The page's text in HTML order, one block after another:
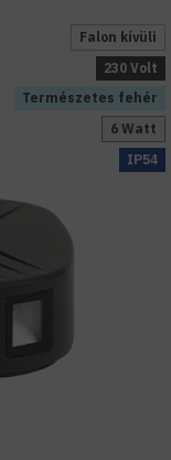
Természetes fehér
Falon kívüli
6 Watt
230 Volt
IP54